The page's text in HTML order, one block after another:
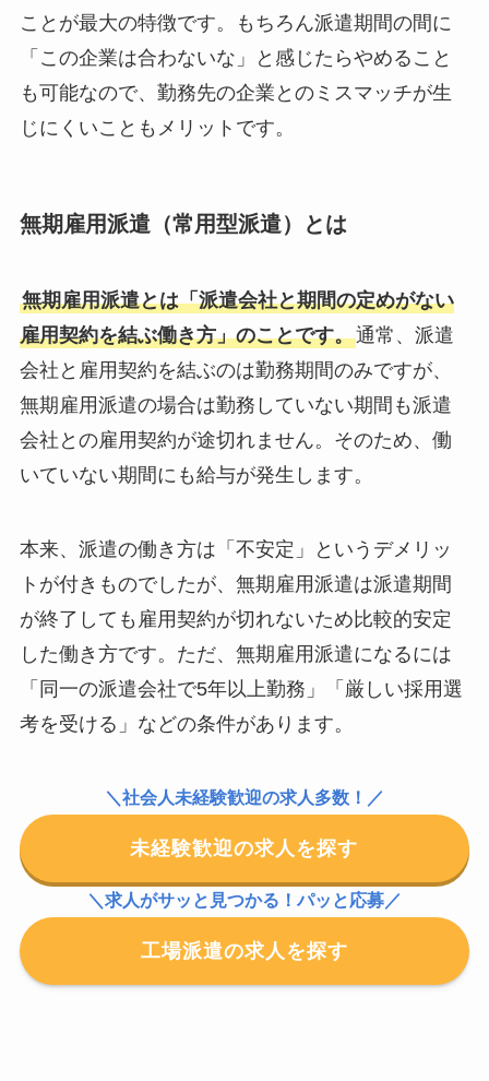
ことが最大の特徴です。もちろん派遣期間の間に
「この企業は合わないな」と感じたらやめること
も可能なので、勤務先の企業とのミスマッチが生
じにくいこともメリットです。
無期雇用派遣（常用型派遣）とは
無期雇用派遣とは「派遣会社と期間の定めがない
雇用契約を結ぶ働き方」のことです。通常、派遣
会社と雇用契約を結ぶのは勤務期間のみですが、
無期雇用派遣の場合は勤務していない期間も派遣
会社との雇用契約が途切れません。そのため、働
いていない期間にも給与が発生します。
本来、派遣の働き方は「不安定」というデメリッ
トが付きものでしたが、無期雇用派遣は派遣期間
が終了しても雇用契約が切れないため比較的安定
した働き方です。ただ、無期雇用派遣になるには
「同一の派遣会社で5年以上勤務」「厳しい採用選
考を受ける」などの条件があります。
＼社会人未経験歓迎の求人多数！／
未経験歓迎の求人を探す
＼求人がサッと見つかる！パッと応募／
工場派遣の求人を探す